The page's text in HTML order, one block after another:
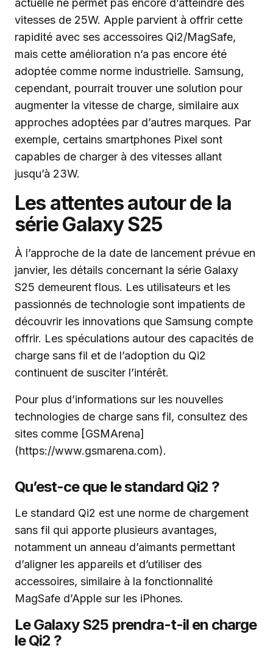
actuelle ne permet pas encore d’atteindre des
vitesses de 25W. Apple parvient à offrir cette
rapidité avec ses accessoires Qi2/MagSafe,
mais cette amélioration n’a pas encore été
adoptée comme norme industrielle. Samsung,
cependant, pourrait trouver une solution pour
augmenter la vitesse de charge, similaire aux
approches adoptées par d’autres marques. Par
exemple, certains smartphones Pixel sont
capables de charger à des vitesses allant
jusqu’à 23W.
Les attentes autour de la
série Galaxy S25
À l’approche de la date de lancement prévue en
janvier, les détails concernant la série Galaxy
S25 demeurent flous. Les utilisateurs et les
passionnés de technologie sont impatients de
découvrir les innovations que Samsung compte
offrir. Les spéculations autour des capacités de
charge sans fil et de l’adoption du Qi2
continuent de susciter l’intérêt.
Pour plus d’informations sur les nouvelles
technologies de charge sans fil, consultez des
sites comme [GSMArena]
(https://www.gsmarena.com).
Qu’est-ce que le standard Qi2 ?
Le standard Qi2 est une norme de chargement
sans fil qui apporte plusieurs avantages,
notamment un anneau d’aimants permettant
d’aligner les appareils et d’utiliser des
accessoires, similaire à la fonctionnalité
MagSafe d’Apple sur les iPhones.
Le Galaxy S25 prendra-t-il en charge
le Qi2 ?